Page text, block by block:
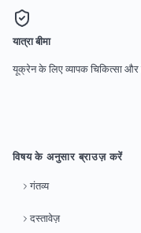
यात्रा बीमा
यूक्रेन के लिए व्यापक चिकित्सा
विषय के अनुसार ब्राउज़ करें
गंतव्य
दस्तावेज़